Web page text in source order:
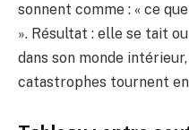
sonnent comme : « ce
». Résultat : elle se tait
dans son monde
catastrophes tournent